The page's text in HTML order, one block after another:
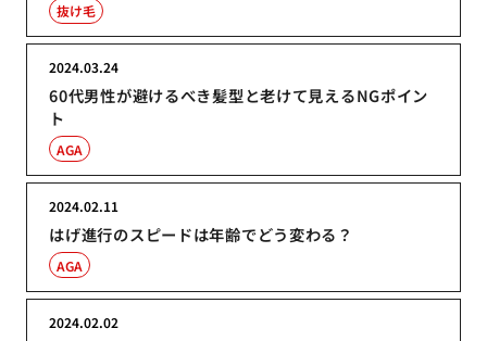
抜け毛
60代男性が避けるべき髪型と老けて見えるNGポイン
ト
2024.03.24
AGA
はげ進行のスピードは年齢でどう変わる？
2024.02.11
AGA
2024.02.02